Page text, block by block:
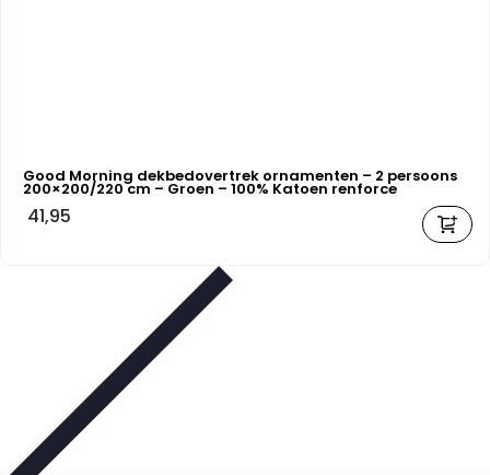
Good Morning dekbedovertrek ornamenten – 2 persoons
200×200/220 cm – Groen – 100% Katoen renforce
41,95